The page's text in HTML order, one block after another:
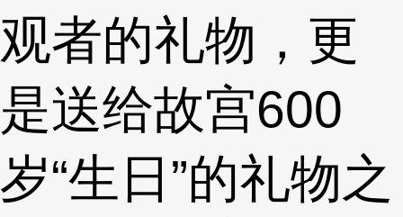
观者的礼物，更
是送给故宫600
岁“生日”的礼物之